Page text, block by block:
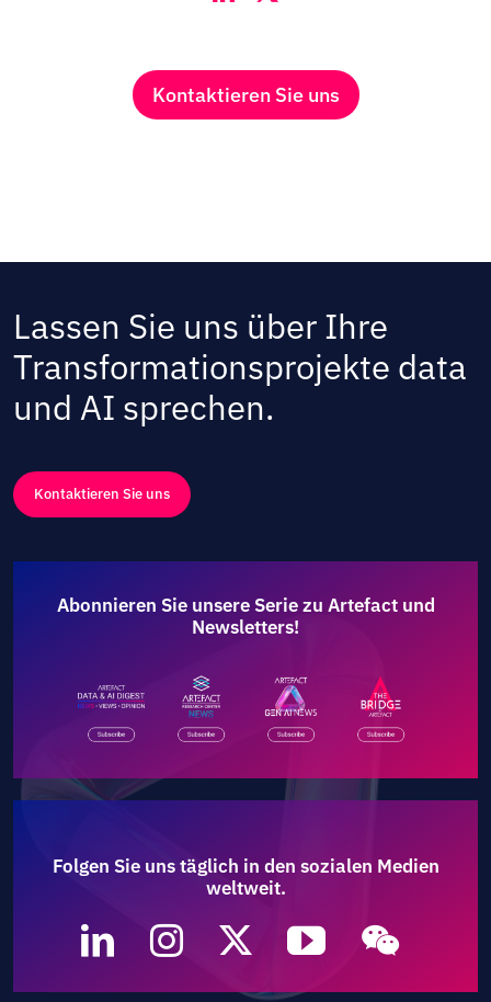
Kontaktieren Sie uns
Lassen Sie uns über Ihre
Transformationsprojekte data
und AI sprechen.
Kontaktieren Sie uns
Abonnieren Sie unsere Serie zu Artefact und
Newsletters!
Folgen Sie uns täglich in den sozialen Medien
weltweit.